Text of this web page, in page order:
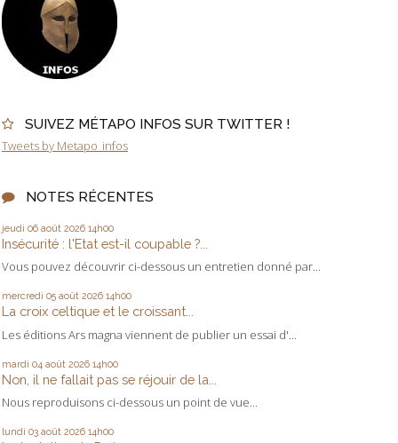
SUIVEZ MÉTAPO INFOS SUR TWITTER !
Tweets by Metapo_infos
NOTES RÉCENTES
jeudi 06 août 2026 14h00
Insécurité : l'Etat est-il coupable ?...
Vous pouvez découvrir ci-dessous un entretien donné par...
mercredi 05 août 2026 14h00
La croix celtique et le croissant...
Les éditions Ars magna viennent de publier un essai d'...
mardi 04 août 2026 14h00
Non, il ne fallait pas se réjouir de la...
Nous reproduisons ci-dessous un point de vue...
lundi 03 août 2026 14h00